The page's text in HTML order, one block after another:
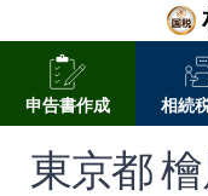
申告書作成 相続
東京都